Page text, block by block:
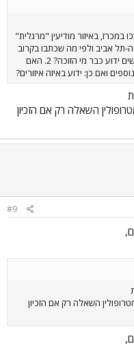
במכרז, באיזור מודיעין "מרגלית"
תל אביב ולפי מה שכתבו בקרוב
יפוסם הזוכה.השאלות שלי: 1. האם לאנשים ידוע כבר מי הזוכה? 2. האם
ואם כן: ידוע באיזה איזורים?
של מטרופולין השאלה רק אם הזכיון
#9
של מטרופולין השאלה רק אם הזכיון